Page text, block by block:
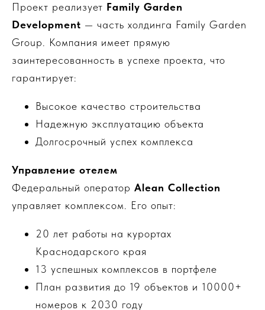
Проект реализует Family Garden
Development — часть холдинга Family Garden
Group. Компания имеет прямую
заинтересованность в успехе проекта, что
гарантирует:
Высокое качество строительства
Надежную эксплуатацию объекта
Долгосрочный успех комплекса
Управление отелем
Федеральный оператор Alean Collection
управляет комплексом. Его опыт:
20 лет работы на курортах
Краснодарского края
13 успешных комплексов в портфеле
План развития до 19 объектов и 10000+
номеров к 2030 году